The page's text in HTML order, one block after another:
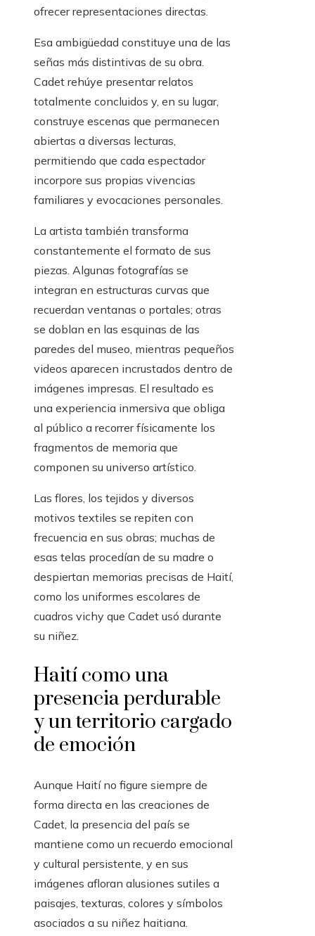
ofrecer representaciones directas.
Esa ambigüedad constituye una de las
señas más distintivas de su obra.
Cadet rehúye presentar relatos
totalmente concluidos y, en su lugar,
construye escenas que permanecen
abiertas a diversas lecturas,
permitiendo que cada espectador
incorpore sus propias vivencias
familiares y evocaciones personales.
La artista también transforma
constantemente el formato de sus
piezas. Algunas fotografías se
integran en estructuras curvas que
recuerdan ventanas o portales; otras
se doblan en las esquinas de las
paredes del museo, mientras pequeños
videos aparecen incrustados dentro de
imágenes impresas. El resultado es
una experiencia inmersiva que obliga
al público a recorrer físicamente los
fragmentos de memoria que
componen su universo artístico.
Las flores, los tejidos y diversos
motivos textiles se repiten con
frecuencia en sus obras; muchas de
esas telas procedían de su madre o
despiertan memorias precisas de Haití,
como los uniformes escolares de
cuadros vichy que Cadet usó durante
su niñez.
Haití como una
presencia perdurable
y un territorio cargado
de emoción
Aunque Haití no figure siempre de
forma directa en las creaciones de
Cadet, la presencia del país se
mantiene como un recuerdo emocional
y cultural persistente, y en sus
imágenes afloran alusiones sutiles a
paisajes, texturas, colores y símbolos
asociados a su niñez haitiana.